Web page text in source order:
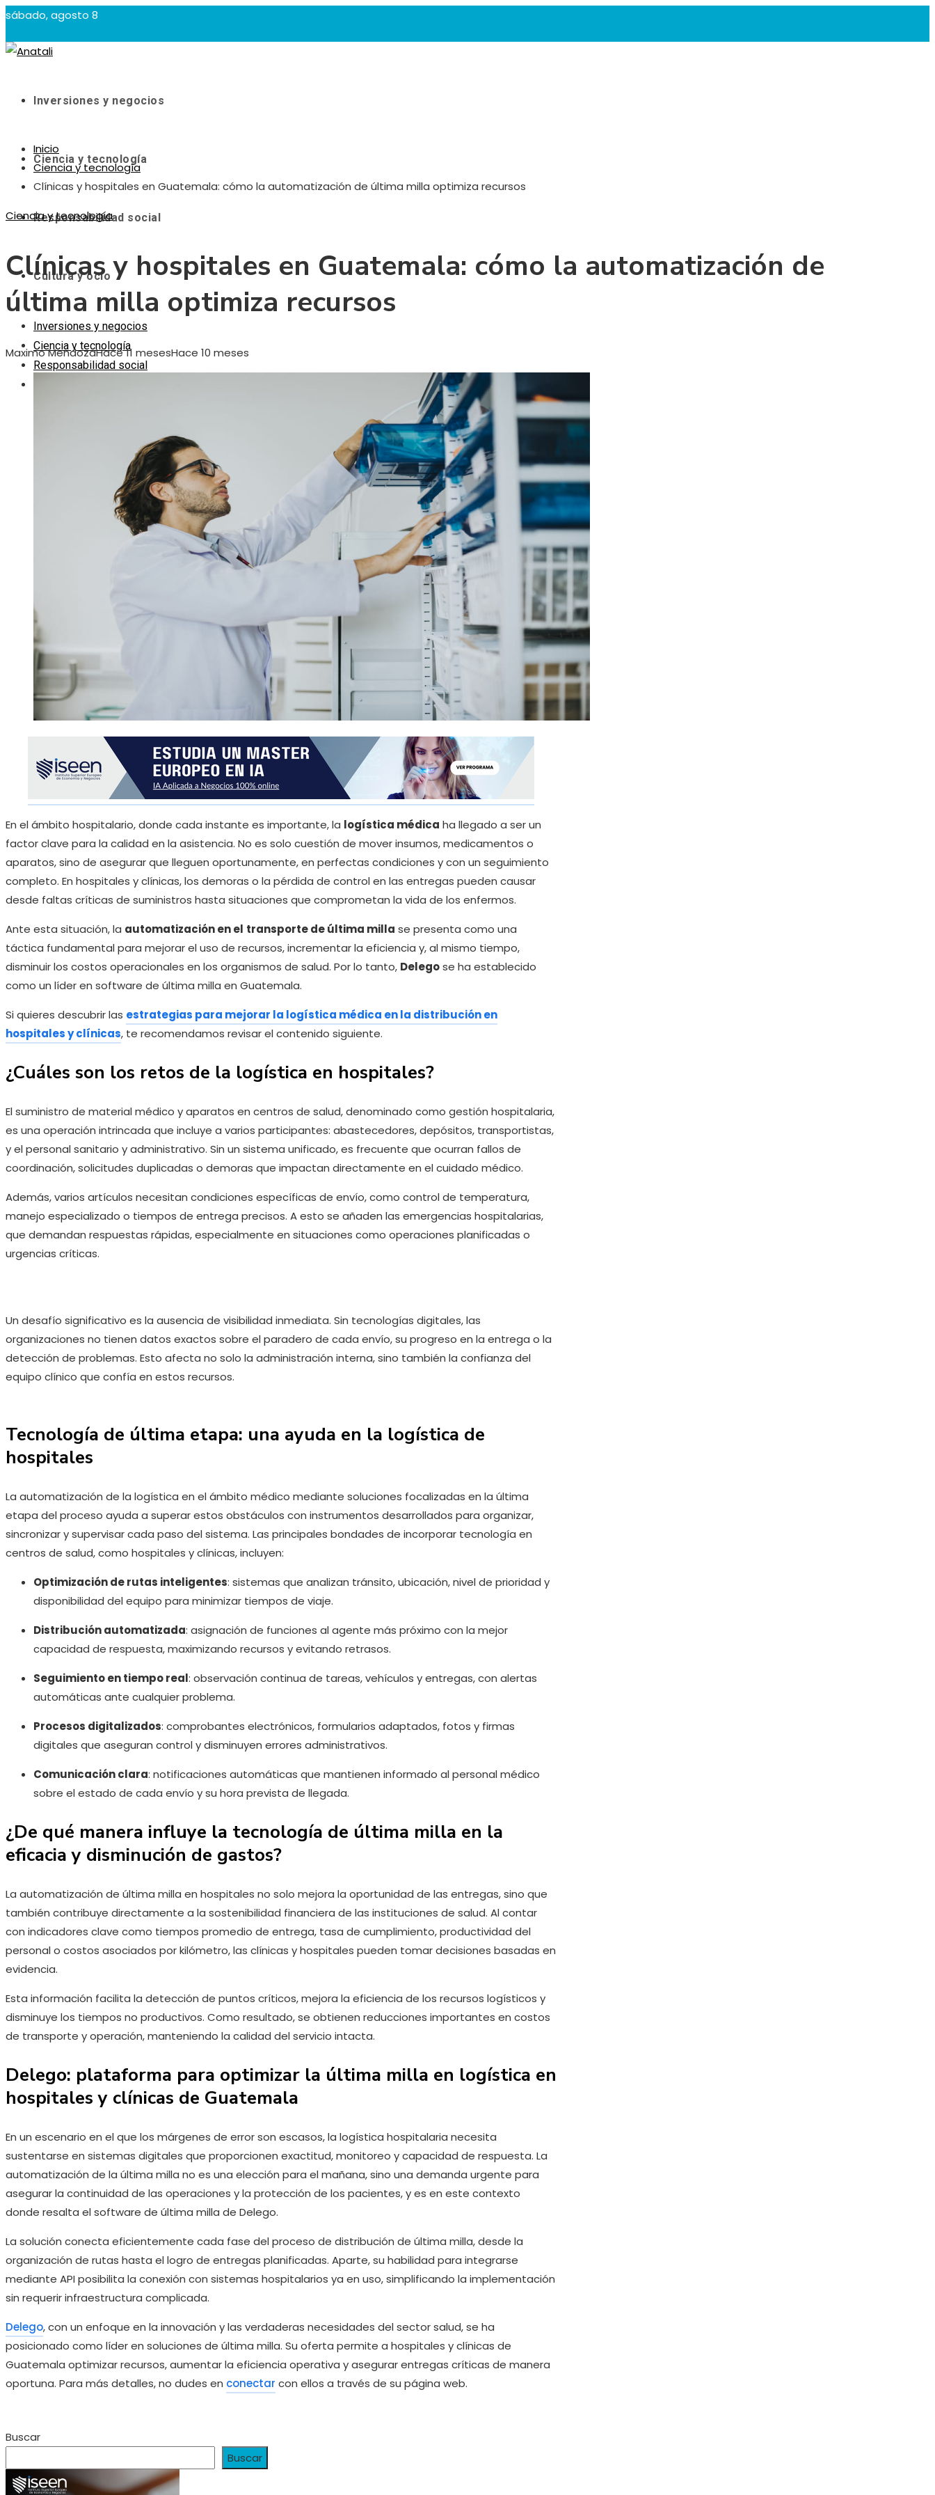
sábado, agosto 8
Inversiones y negocios
Ciencia y tecnología
Responsabilidad social
Cultura y ocio
Inversiones y negocios
Ciencia y tecnología
Responsabilidad social
Inicio
Ciencia y tecnología
Clínicas y hospitales en Guatemala: cómo la automatización de última milla optimiza recursos
Ciencia y tecnología
Clínicas y hospitales en Guatemala: cómo la automatización de
última milla optimiza recursos
Maximo MendozaHace 11 mesesHace 10 meses
En el ámbito hospitalario, donde cada instante es importante, la logística médica ha llegado a ser un
factor clave para la calidad en la asistencia. No es solo cuestión de mover insumos, medicamentos o
aparatos, sino de asegurar que lleguen oportunamente, en perfectas condiciones y con un seguimiento
completo. En hospitales y clínicas, los demoras o la pérdida de control en las entregas pueden causar
desde faltas críticas de suministros hasta situaciones que comprometan la vida de los enfermos.
Ante esta situación, la automatización en el transporte de última milla se presenta como una
táctica fundamental para mejorar el uso de recursos, incrementar la eficiencia y, al mismo tiempo,
disminuir los costos operacionales en los organismos de salud. Por lo tanto, Delegose ha establecido
como un líder en software de última milla en Guatemala.
Si quieres descubrir las estrategias para mejorar la logística médica en la distribución en
hospitales y clínicas, te recomendamos revisar el contenido siguiente.
¿Cuáles son los retos de la logística en hospitales?
El suministro de material médico y aparatos en centros de salud, denominado como gestión hospitalaria,
es una operación intrincada que incluye a varios participantes: abastecedores, depósitos, transportistas,
y el personal sanitario y administrativo. Sin un sistema unificado, es frecuente que ocurran fallos de
coordinación, solicitudes duplicadas o demoras que impactan directamente en el cuidado médico.
Además, varios artículos necesitan condiciones específicas de envío, como control de temperatura,
manejo especializado o tiempos de entrega precisos. A esto se añaden las emergencias hospitalarias,
que demandan respuestas rápidas, especialmente en situaciones como operaciones planificadas o
urgencias críticas.
Un desafío significativo es la ausencia de visibilidad inmediata. Sin tecnologías digitales, las
organizaciones no tienen datos exactos sobre el paradero de cada envío, su progreso en la entrega o la
detección de problemas. Esto afecta no solo la administración interna, sino también la confianza del
equipo clínico que confía en estos recursos.
Tecnología de última etapa: una ayuda en la logística de
hospitales
La automatización de la logística en el ámbito médico mediante soluciones focalizadas en la última
etapa del proceso ayuda a superar estos obstáculos con instrumentos desarrollados para organizar,
sincronizar y supervisar cada paso del sistema. Las principales bondades de incorporar tecnología en
centros de salud, como hospitales y clínicas, incluyen:
Optimización de rutas inteligentes: sistemas que analizan tránsito, ubicación, nivel de prioridad y
disponibilidad del equipo para minimizar tiempos de viaje.
Distribución automatizada: asignación de funciones al agente más próximo con la mejor
capacidad de respuesta, maximizando recursos y evitando retrasos.
Seguimiento en tiempo real: observación continua de tareas, vehículos y entregas, con alertas
automáticas ante cualquier problema.
Procesos digitalizados: comprobantes electrónicos, formularios adaptados, fotos y firmas
digitales que aseguran control y disminuyen errores administrativos.
Comunicación clara: notificaciones automáticas que mantienen informado al personal médico
sobre el estado de cada envío y su hora prevista de llegada.
¿De qué manera influye la tecnología de última milla en la
eficacia y disminución de gastos?
La automatización de última milla en hospitales no solo mejora la oportunidad de las entregas, sino que
también contribuye directamente a la sostenibilidad financiera de las instituciones de salud. Al contar
con indicadores clave como tiempos promedio de entrega, tasa de cumplimiento, productividad del
personal o costos asociados por kilómetro, las clínicas y hospitales pueden tomar decisiones basadas en
evidencia.
Esta información facilita la detección de puntos críticos, mejora la eficiencia de los recursos logísticos y
disminuye los tiempos no productivos. Como resultado, se obtienen reducciones importantes en costos
de transporte y operación, manteniendo la calidad del servicio intacta.
Delego: plataforma para optimizar la última milla en logística en
hospitales y clínicas de Guatemala
En un escenario en el que los márgenes de error son escasos, la logística hospitalaria necesita
sustentarse en sistemas digitales que proporcionen exactitud, monitoreo y capacidad de respuesta. La
automatización de la última milla no es una elección para el mañana, sino una demanda urgente para
asegurar la continuidad de las operaciones y la protección de los pacientes, y es en este contexto
donde resalta el software de última milla de Delego.
La solución conecta eficientemente cada fase del proceso de distribución de última milla, desde la
organización de rutas hasta el logro de entregas planificadas. Aparte, su habilidad para integrarse
mediante API posibilita la conexión con sistemas hospitalarios ya en uso, simplificando la implementación
sin requerir infraestructura complicada.
Delego, con un enfoque en la innovación y las verdaderas necesidades del sector salud, se ha
posicionado como líder en soluciones de última milla. Su oferta permite a hospitales y clínicas de
Guatemala optimizar recursos, aumentar la eficiencia operativa y asegurar entregas críticas de manera
oportuna. Para más detalles, no dudes en conectar con ellos a través de su página web.
Buscar
Buscar